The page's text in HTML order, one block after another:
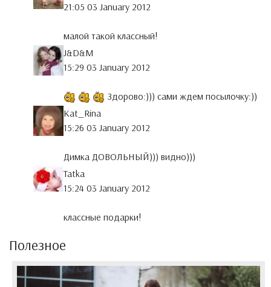
21:05 03 January 2012
малой такой классный!
J&D&M
15:29 03 January 2012
Здорово:))) сами ждем посылочку:))
Kat_Rina
15:26 03 January 2012
Димка ДОВОЛЬНЫЙ))) видно)))
Tatka
15:24 03 January 2012
классные подарки!
Полезное